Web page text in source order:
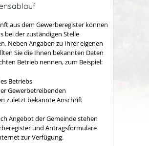
aus dem Gewerberegister können
bei der zuständigen Stelle
Neben Angaben zu Ihrer eigenen
Sie die Ihnen bekannten Daten
Betrieb nennen, zum Beispiel:
Betriebs
Gewerbetreibenden
zuletzt bekannte Anschrift
Angebot der Gemeinde stehen
und Antragsformulare
zur Verfügung.